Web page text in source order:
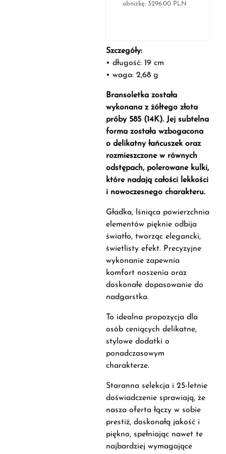
obniżkę: 3296.00PLN
Szczegóły:
• długość: 19 cm
• waga: 2,68 g
Bransoletka została
wykonana z żółtego złota
próby 585 (14K). Jej subtelna
forma została wzbogacona
o delikatny łańcuszek oraz
rozmieszczone w równych
odstępach, polerowane kulki,
które nadają całości lekkości
i nowoczesnego charakteru.
Gładka, lśniąca powierzchnia
elementów pięknie odbija
światło, tworząc elegancki,
świetlisty efekt. Precyzyjne
wykonanie zapewnia
komfort noszenia oraz
doskonałe dopasowanie do
nadgarstka.
To idealna propozycja dla
osób ceniących delikatne,
stylowe dodatki o
ponadczasowym
charakterze.
Staranna selekcja i 25-letnie
doświadczenie sprawiają, że
nasza oferta łączy w sobie
prestiż, doskonałą jakość i
piękno, spełniając nawet te
najbardziej wymagające